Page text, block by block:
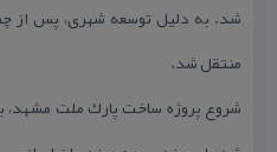
شد. به دلیل توسعه شهری، پس از
منتقل شد.
شروع پروژه ساخت پارك ملت